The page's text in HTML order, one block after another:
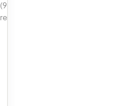
(98
reseñas)